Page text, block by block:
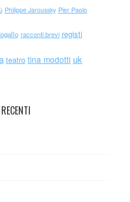
Philippe Jaroussky Pier Paolo
racconti brevi registi
teatro tina modotti uk